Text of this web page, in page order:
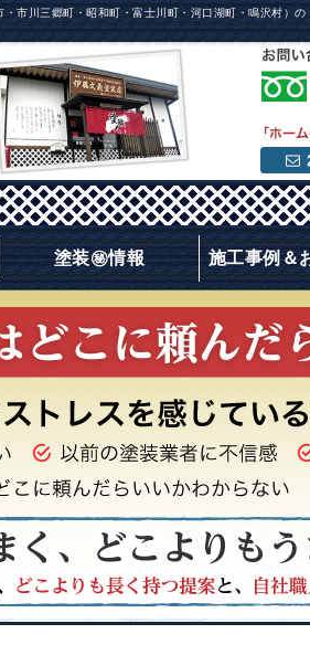
市川三郷町・昭和町・富士川町・河口湖町・鳴沢村）の
塗装㊙情報 施工事例＆